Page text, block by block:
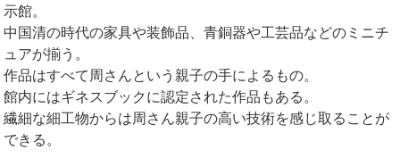
示館。
中国清の時代の家具や装飾品、青銅器や工芸品などのミニチ
ュアが揃う。
作品はすべて周さんという親子の手によるもの。
館内にはギネスブックに認定された作品もある。
繊細な細工物からは周さん親子の高い技術を感じ取ることが
できる。